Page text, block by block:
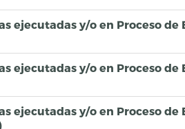
ejecutadas y/o en Proceso de
ejecutadas y/o en Proceso de
ejecutadas y/o en Proceso de